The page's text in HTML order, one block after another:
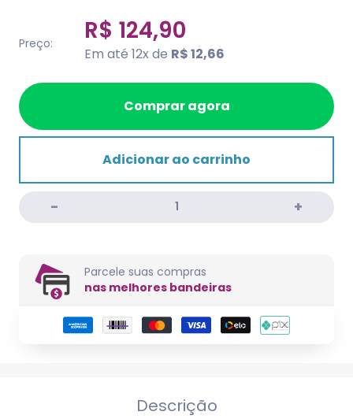
Preço: R$ 124,90
Em até 12x de R$ 12,66
Comprar agora
Adicionar ao carrinho
Parcele suas compras
nas melhores bandeiras
Descrição